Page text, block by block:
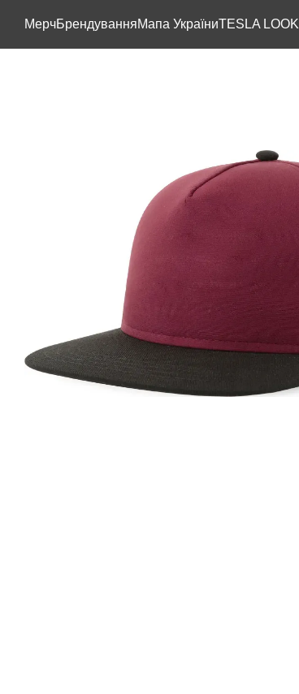
МерчБрендуванняМапа УкраїниTESLA LOOK